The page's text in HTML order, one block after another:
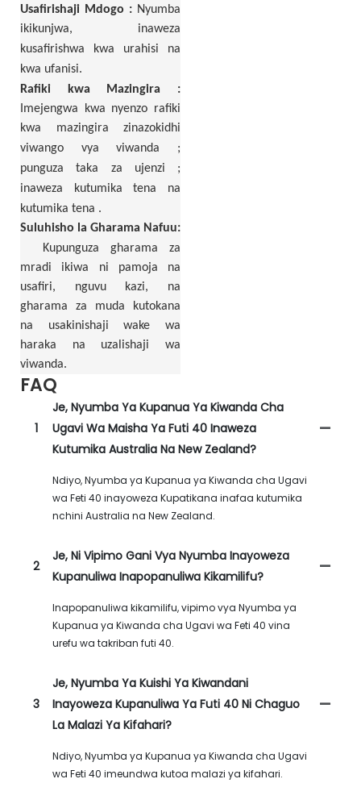
Usafirishaji Mdogo : Nyumba
ikikunjwa, inaweza
kusafirishwa kwa urahisi
na
kwa ufanisi.
Rafiki
kwa Mazingira
:
Imejengwa kwa nyenzo rafiki
kwa mazingira zinazokidhi
viwango vya viwanda
;
punguza
taka za ujenzi
;
inaweza kutumika tena na
kutumika tena .
Suluhisho la Gharama Nafuu:
Kupunguza
gharama za
mradi ikiwa ni pamoja na
usafiri, nguvu kazi, na
gharama za muda kutokana
na usakinishaji wake wa
haraka na uzalishaji wa
viwanda.
FAQ
1
Je, Nyumba Ya Kupanua Ya Kiwanda Cha
Ugavi Wa Maisha Ya Futi 40 Inaweza
Kutumika Australia Na New Zealand?
Ndiyo, Nyumba ya Kupanua ya Kiwanda cha Ugavi
wa Feti 40 inayoweza Kupatikana inafaa kutumika
nchini Australia na New Zealand.
2
Je, Ni Vipimo Gani Vya Nyumba Inayoweza
Kupanuliwa Inapopanuliwa Kikamilifu?
Inapopanuliwa kikamilifu, vipimo vya Nyumba ya
Kupanua ya Kiwanda cha Ugavi wa Feti 40 vina
urefu wa takriban futi 40.
3
Je, Nyumba Ya Kuishi Ya Kiwandani
Inayoweza Kupanuliwa Ya Futi 40 Ni Chaguo
La Malazi Ya Kifahari?
Ndiyo, Nyumba ya Kupanua ya Kiwanda cha Ugavi
wa Feti 40 imeundwa kutoa malazi ya kifahari.